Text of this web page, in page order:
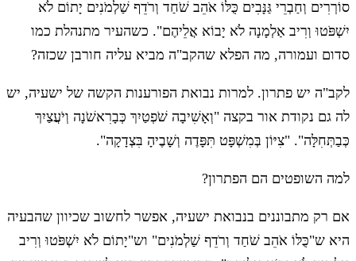
סוֹרְרִים וְחַבְרֵי גַּנָּבִים כֻּלּוֹ אֹהֵב שֹׁחַד וְרֹדֵף שַׁלְמֹנִים יָתוֹם לֹא
יִשְׁפֹּטוּ וְרִיב אַלְמָנָה לֹא יָבוֹא אֲלֵיהֶם". כשהעיר מתנהלת כמו
סדום ועמורה, מה הפלא שהקב"ה מביא עליה חורבן שכזה?
לקב"ה יש פתרון. למרות נבואת הפורענות הקשה של ישעיה, יש
לה גם נקודת אור בקצה "וְאָשִׁיבָה שֹׁפְטַיִךְ כְּבָרִאשֹׁנָה וְיֹעֲצַיִךְ
כְּבַתְּחִלָּה". "צִיּוֹן בְּמִשְׁפָּט תִּפָּדֶה וְשָׁבֶיהָ בִּצְדָקָה".
למה השופטים הם הפתרון?
אם רק מתבוננים בנבואת ישעיה, אפשר לחשוב שכיוון שהבעיה
היא ש"כֻּלּוֹ אֹהֵב שֹׁחַד וְרֹדֵף שַׁלְמֹנִים" וש"יָתוֹם לֹא יִשְׁפֹּטוּ וְרִיב